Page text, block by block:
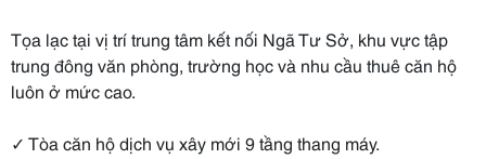
Tọa lạc tại vị trí trung tâm kết nối Ngã Tư Sở, khu vực tập
trung đông văn phòng, trường học và nhu cầu thuê căn hộ
luôn ở mức cao.
✓ Tòa căn hộ dịch vụ xây mới 9 tầng thang máy.